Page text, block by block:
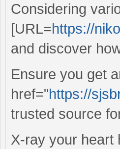
Considering
[URL=https://
and discover
Ensure you get
href="https://
trusted source
X-ray your heart